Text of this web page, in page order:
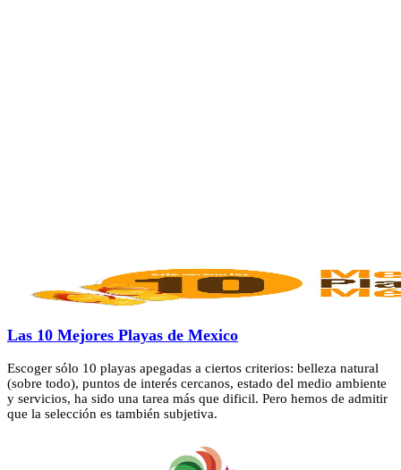
Las 10 Mejores Playas de Mexico
Escoger sólo 10 playas apegadas a ciertos criterios: belleza natural
(sobre todo), puntos de interés cercanos, estado del medio ambiente
y servicios, ha sido una tarea más que dificil. Pero hemos de admitir
que la selección es también subjetiva.